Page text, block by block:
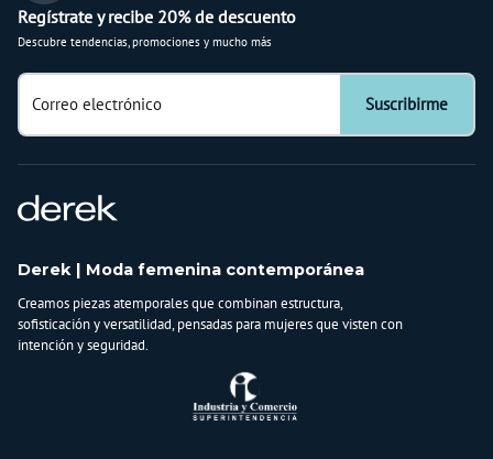
Regístrate y recibe 20% de descuento
Descubre tendencias, promociones y mucho más
Correo electrónico Suscribirme
Derek | Moda femenina contemporánea
Creamos piezas atemporales que combinan estructura,
sofisticación y versatilidad, pensadas para mujeres que visten con
intención y seguridad.